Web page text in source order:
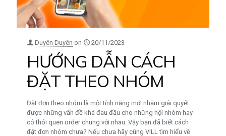
Duyên Duyên on 20/11/2023
HƯỚNG DẪN CÁCH
ĐẶT THEO NHÓM
Đặt đơn theo nhóm là một tính năng mới nhằm giải quyết
được những vấn đề khá đau đầu cho những hội nhóm hay
có thói quen order chung với nhau. Vậy bạn đã biết cách
đặt đơn nhóm chưa? Nếu chưa hãy cùng VILL tìm hiểu về